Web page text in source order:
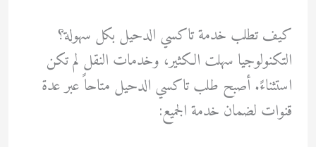
كيف تطلب خدمة تاكسي الدحيل بكل سهولة؟
التكنولوجيا سهلت الكثير، وخدمات النقل لم تكن
استثناءً. أصبح طلب تاكسي الدحيل متاحاً عبر عدة
قنوات لضمان خدمة الجميع: